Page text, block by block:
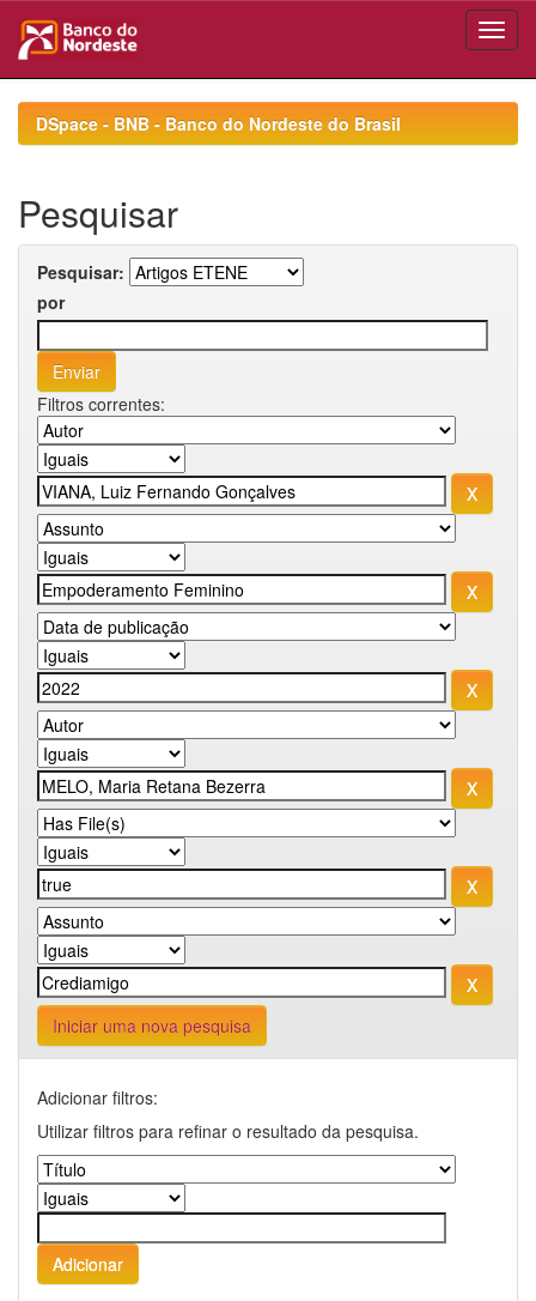
navigationDSpace - BNB - Banco do Nordeste do Brasil
Pesquisar
Pesquisar:
por
Filtros correntes:
Iniciar uma nova pesquisa
Adicionar filtros:
Utilizar filtros para refinar o resultado da pesquisa.